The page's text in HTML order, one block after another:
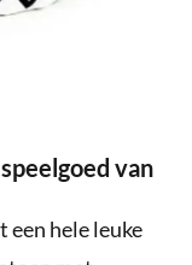
van
een hele leuke